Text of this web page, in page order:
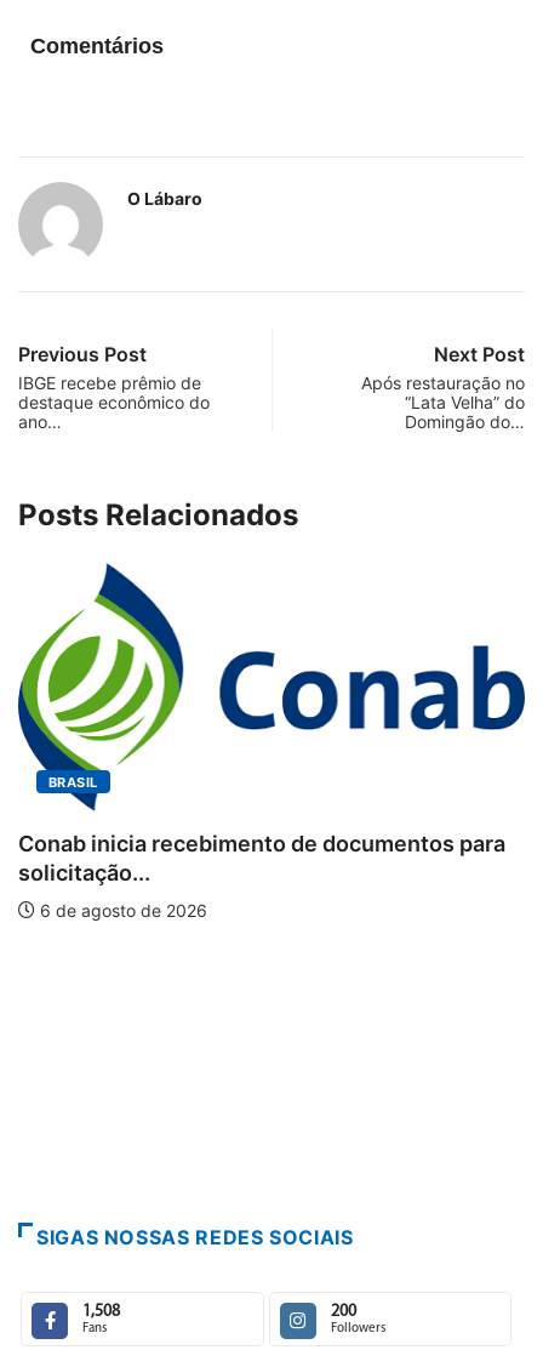
Comentários
O Lábaro
Previous Post
IBGE recebe prêmio de
destaque econômico do
ano…
Next Post
Após restauração no
“Lata Velha” do
Domingão do…
Posts Relacionados
BRASIL
Conab inicia recebimento de documentos para
solicitação...
6 de agosto de 2026
SIGAS NOSSAS REDES SOCIAIS
1,508
Fans
200
Followers